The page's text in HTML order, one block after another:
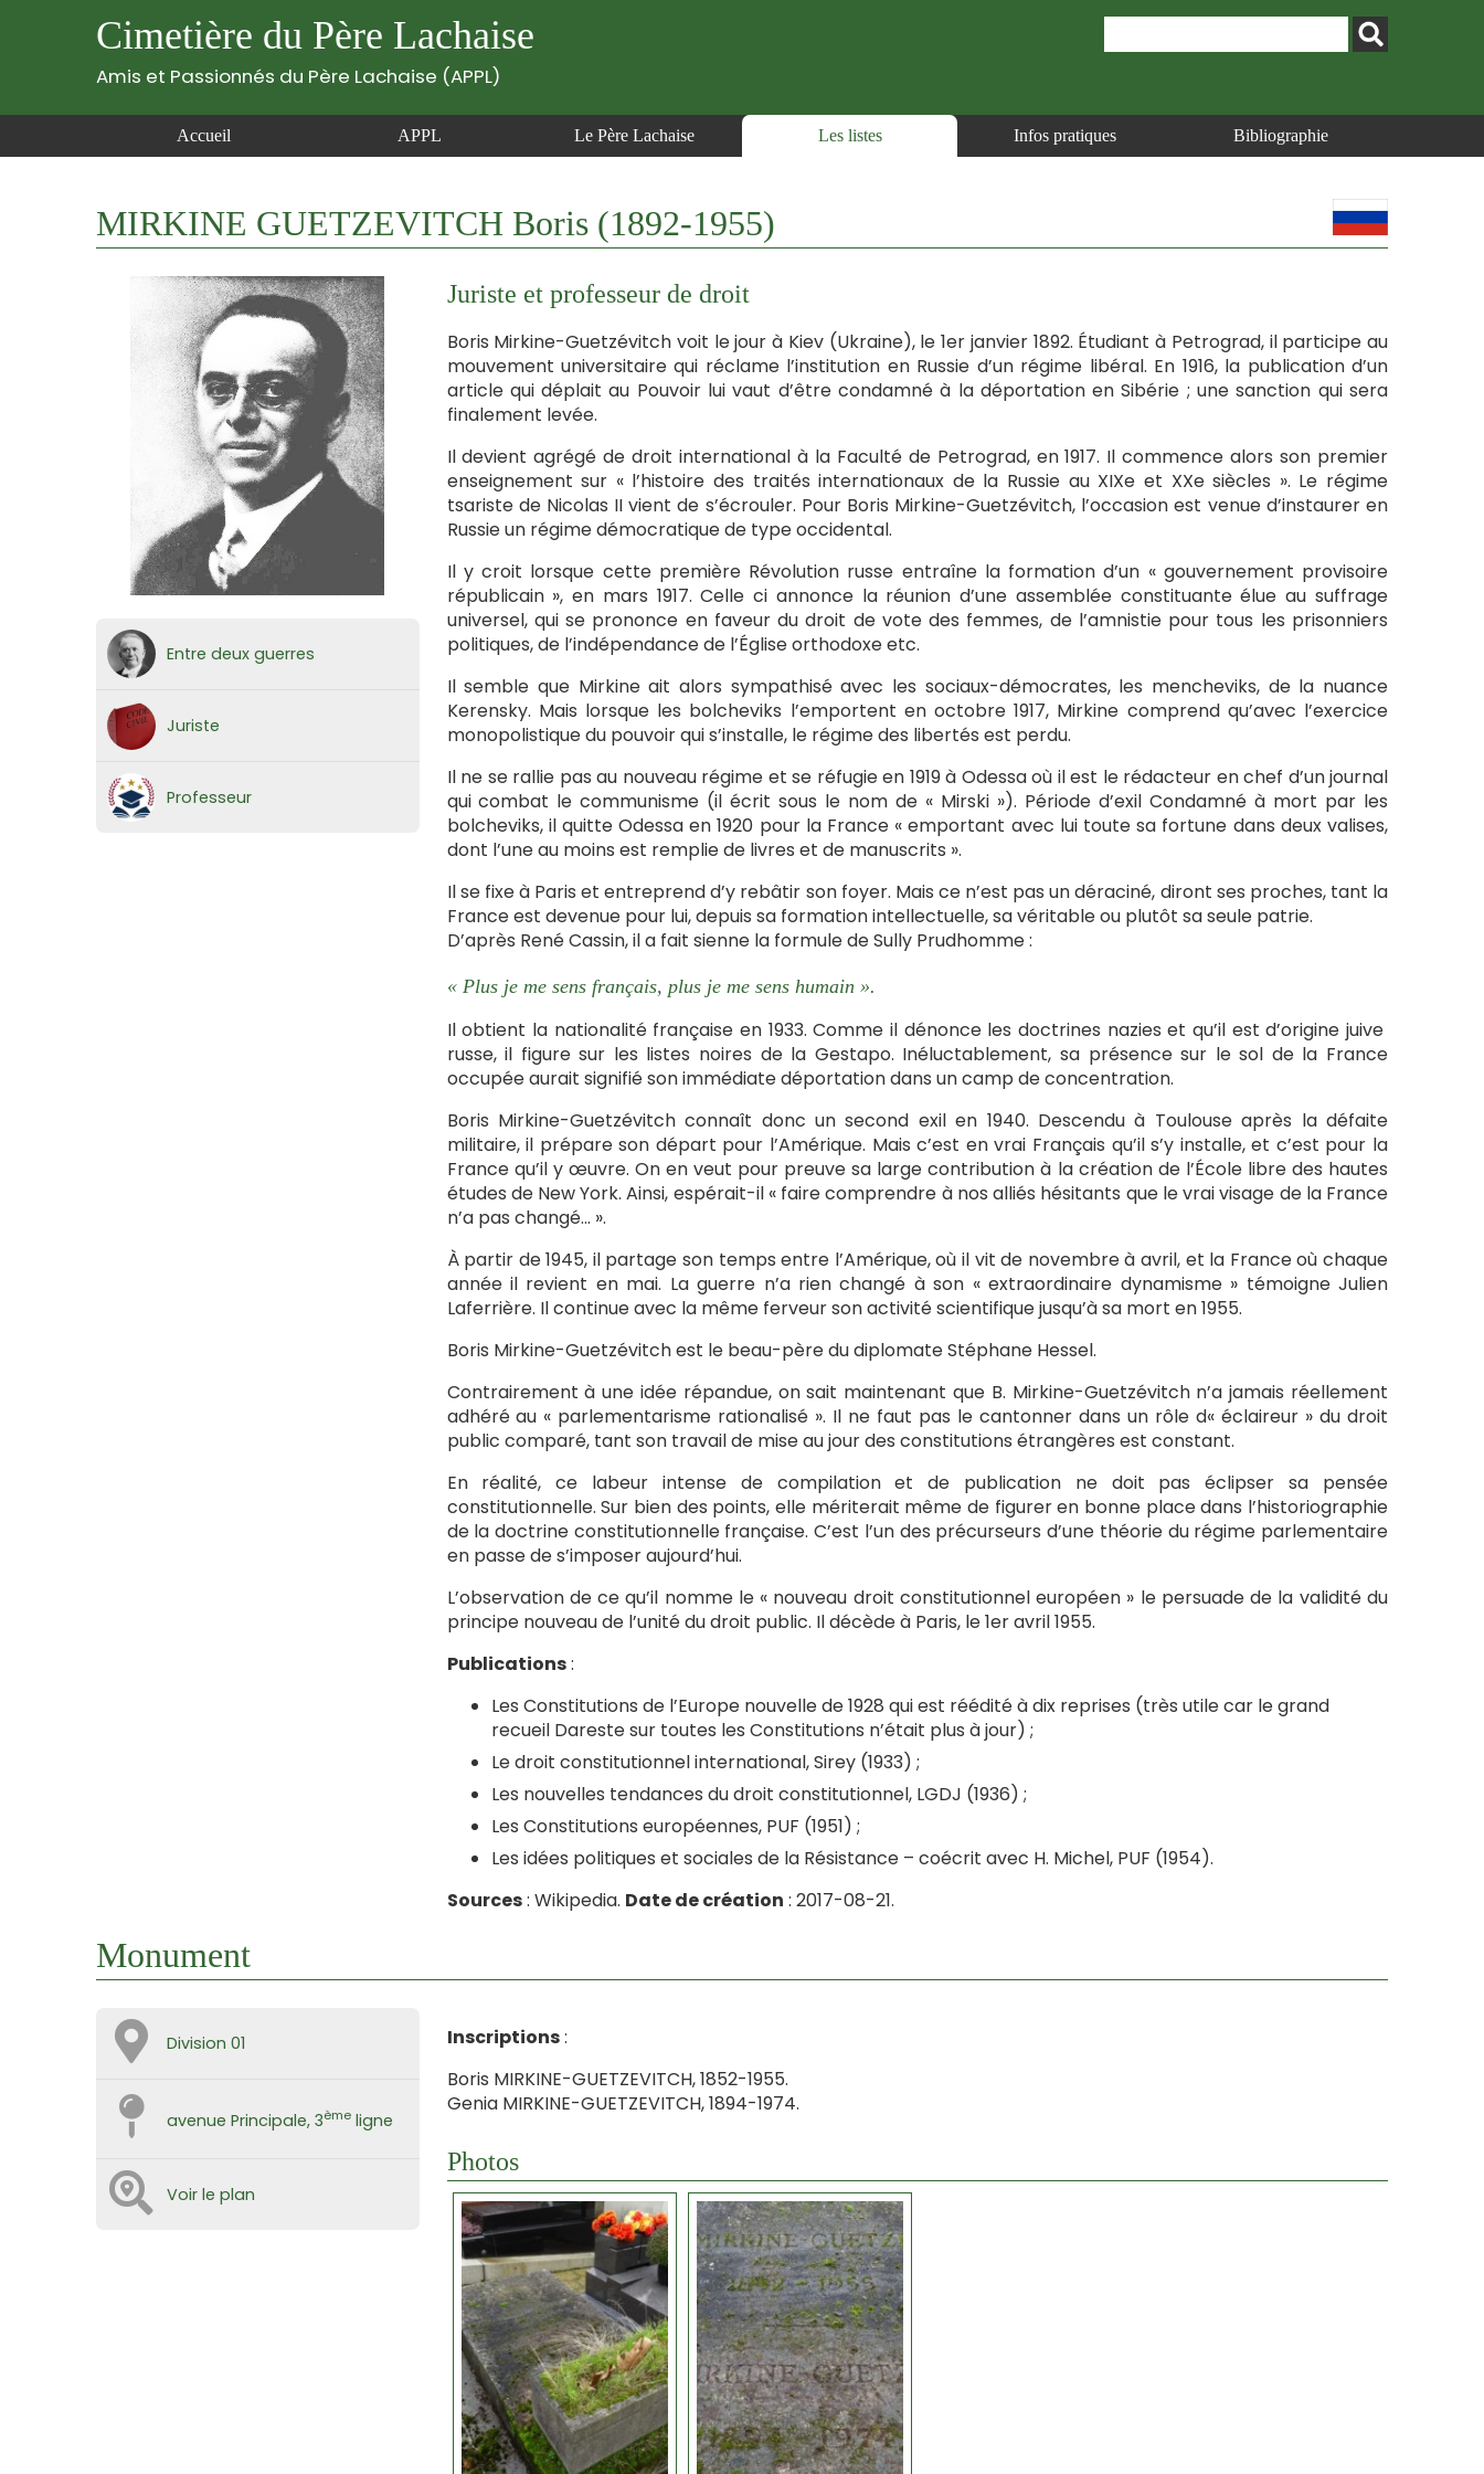
Cimetière du Père Lachaise
Amis et Passionnés du Père Lachaise (APPL)
Accueil APPL Le Père Lachaise Les listes Infos pratiques Bibliographie
MIRKINE GUETZEVITCH Boris (1892-1955)
Entre deux guerres
Juriste
Professeur
Juriste et professeur de droit
Boris Mirkine-Guetzévitch voit le jour à Kiev (Ukraine), le 1er janvier 1892. Étudiant à Petrograd, il participe au
mouvement universitaire qui réclame l’institution en Russie d’un régime libéral. En 1916, la publication d’un
article qui déplait au Pouvoir lui vaut d’être condamné à la déportation en Sibérie ; une sanction qui sera
finalement levée.
Il devient agrégé de droit international à la Faculté de Petrograd, en 1917. Il commence alors son premier
enseignement sur « l’histoire des traités internationaux de la Russie au XIXe et XXe siècles ». Le régime
tsariste de Nicolas II vient de s’écrouler. Pour Boris Mirkine-Guetzévitch, l’occasion est venue d’instaurer en
Russie un régime démocratique de type occidental.
Il y croit lorsque cette première Révolution russe entraîne la formation d’un « gouvernement provisoire
républicain », en mars 1917. Celle ci annonce la réunion d’une assemblée constituante élue au suffrage
universel, qui se prononce en faveur du droit de vote des femmes, de l’amnistie pour tous les prisonniers
politiques, de l’indépendance de l’Église orthodoxe etc.
Il semble que Mirkine ait alors sympathisé avec les sociaux-démocrates, les mencheviks, de la nuance
Kerensky. Mais lorsque les bolcheviks l’emportent en octobre 1917, Mirkine comprend qu’avec l’exercice
monopolistique du pouvoir qui s’installe, le régime des libertés est perdu.
Il ne se rallie pas au nouveau régime et se réfugie en 1919 à Odessa où il est le rédacteur en chef d’un journal
qui combat le communisme (il écrit sous le nom de « Mirski »). Période d’exil Condamné à mort par les
bolcheviks, il quitte Odessa en 1920 pour la France « emportant avec lui toute sa fortune dans deux valises,
dont l’une au moins est remplie de livres et de manuscrits ».
Il se fixe à Paris et entreprend d’y rebâtir son foyer. Mais ce n’est pas un déraciné, diront ses proches, tant la
France est devenue pour lui, depuis sa formation intellectuelle, sa véritable ou plutôt sa seule patrie.
D’après René Cassin, il a fait sienne la formule de Sully Prudhomme :
« Plus je me sens français, plus je me sens humain ».
Il obtient la nationalité française en 1933. Comme il dénonce les doctrines nazies et qu’il est d’origine juive
russe, il figure sur les listes noires de la Gestapo. Inéluctablement, sa présence sur le sol de la France
occupée aurait signifié son immédiate déportation dans un camp de concentration.
Boris Mirkine-Guetzévitch connaît donc un second exil en 1940. Descendu à Toulouse après la défaite
militaire, il prépare son départ pour l’Amérique. Mais c’est en vrai Français qu’il s’y installe, et c’est pour la
France qu’il y œuvre. On en veut pour preuve sa large contribution à la création de l’École libre des hautes
études de New York. Ainsi, espérait-il « faire comprendre à nos alliés hésitants que le vrai visage de la France
n’a pas changé… ».
À partir de 1945, il partage son temps entre l’Amérique, où il vit de novembre à avril, et la France où chaque
année il revient en mai. La guerre n’a rien changé à son « extraordinaire dynamisme » témoigne Julien
Laferrière. Il continue avec la même ferveur son activité scientifique jusqu’à sa mort en 1955.
Boris Mirkine-Guetzévitch est le beau-père du diplomate Stéphane Hessel.
Contrairement à une idée répandue, on sait maintenant que B. Mirkine-Guetzévitch n’a jamais réellement
adhéré au « parlementarisme rationalisé ». Il ne faut pas le cantonner dans un rôle d« éclaireur » du droit
public comparé, tant son travail de mise au jour des constitutions étrangères est constant.
En réalité, ce labeur intense de compilation et de publication ne doit pas éclipser sa pensée
constitutionnelle. Sur bien des points, elle mériterait même de figurer en bonne place dans l’historiographie
de la doctrine constitutionnelle française. C’est l’un des précurseurs d’une théorie du régime parlementaire
en passe de s’imposer aujourd’hui.
L’observation de ce qu’il nomme le « nouveau droit constitutionnel européen » le persuade de la validité du
principe nouveau de l’unité du droit public. Il décède à Paris, le 1er avril 1955.
Publications:
Les Constitutions de l’Europe nouvelle de 1928 qui est réédité à dix reprises (très utile car le grand
recueil Dareste sur toutes les Constitutions n’était plus à jour) ;
Le droit constitutionnel international, Sirey (1933) ;
Les nouvelles tendances du droit constitutionnel, LGDJ (1936) ;
Les Constitutions européennes, PUF (1951) ;
Les idées politiques et sociales de la Résistance – coécrit avec H. Michel, PUF (1954).
Sources: Wikipedia. Date de création : 2017-08-21.
Monument
Division 01
avenue Principale, 3ème ligne
Voir le plan
Inscriptions:
Boris MIRKINE-GUETZEVITCH, 1852-1955.
Genia MIRKINE-GUETZEVITCH, 1894-1974.
Photos